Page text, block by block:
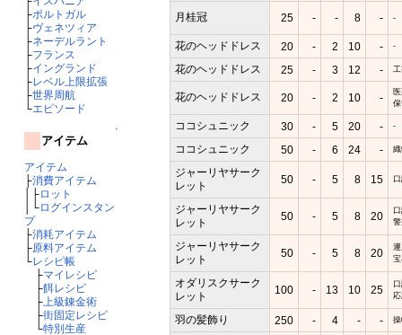
├ポルトガル
├ヴェネツィア
├ネーデルラント
├フランス
├イングランド
├レベル上限拡張
├世界周航
└エピソード
↑
アイテム
アイテム
├消費アイテム
│├ロット
│└ログインスタン
プ
├消耗アイテム
├原料アイテム
└レシピ帳
├マイレシピ
├餌レシピ
├上級錬金術
├街固定レシピ
└特別生産
月桂冠 25 - - 8 - -
花のヘッドドレス 20 - 2 10 - -
花のヘッドドレス 25 - 3 12 -
花のヘッドドレス 20 - 2 10 -
ココシュニック 30 - 5 20 - -
ココシュニック 50 - 6 24 -
ジャーリヤサーク
レット
50 - 5 8 15
ジャーリヤサーク
レット
50 - 5 8 20
ジャーリヤサーク
レット
50 - 5 8 20
オダリスクサーク
レット
100 - 13 10 25
羽の髪飾り 250 - 4 - -